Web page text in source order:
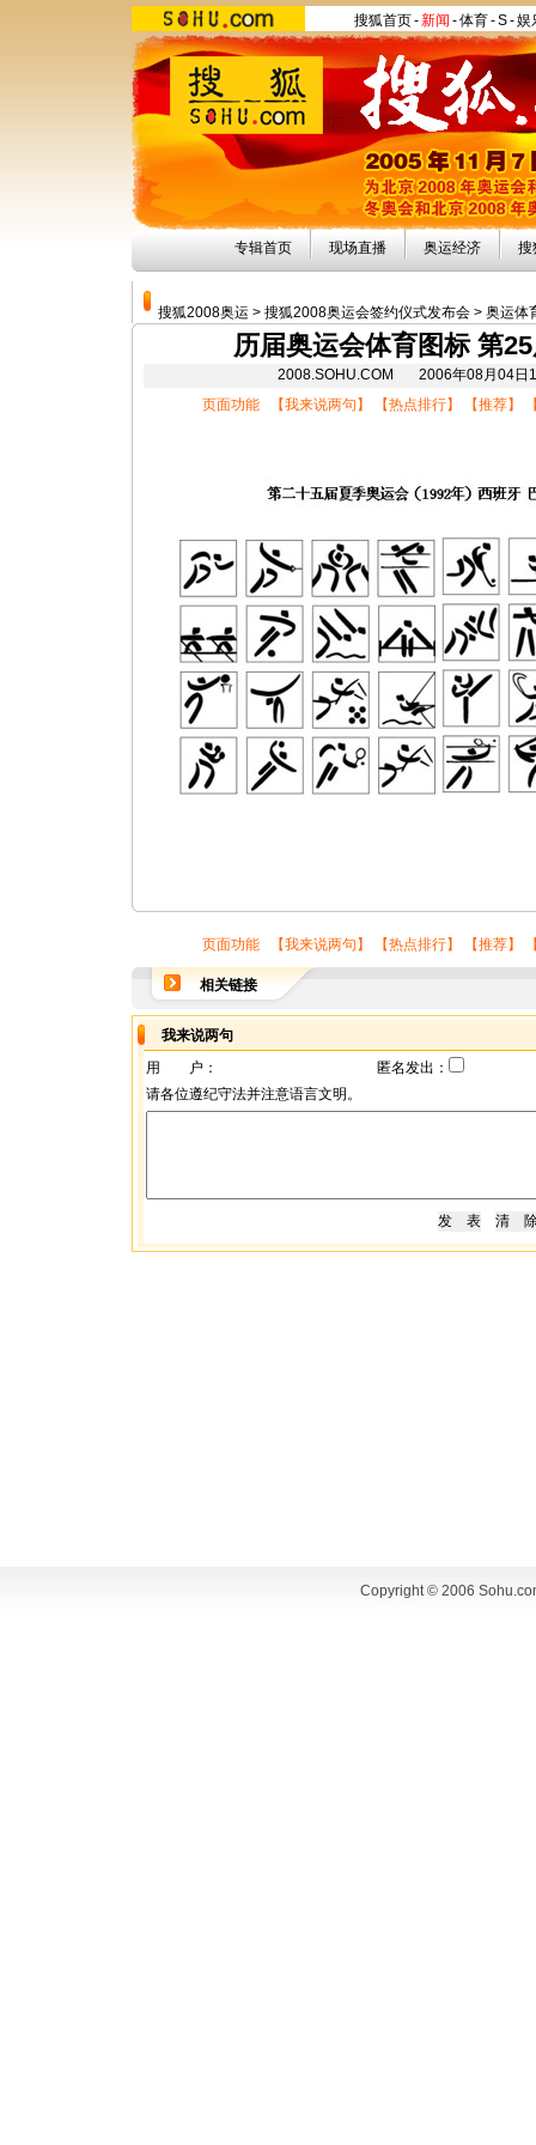
搜狐首页-新闻 -体育-S-娱
专辑首页 现场直播 奥运经济 搜
搜狐2008奥运 > 搜狐2008奥运会签约仪式发布会 > 奥运体
历届奥运会体育图标 第
2008.SOHU.COM 2006年08月04
页面功能 【我来说两句 】 【热点排行】 【推荐】
页面功能 【我来说两句 】 【热点排行】 【推荐】
相关链接
我来说两句
用 户：
匿名发出：
请各位遵纪守法并注意语言文明。
Copyright © 2006